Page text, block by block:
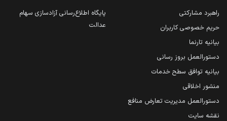
راهبرد مشارکتی
حریم خصوصی کاربران
بیانیه تارنما
دستورالعمل بروز رسانی
بیانیه توافق سطح خدمات
منشور اخلاقی
دستورالعمل مدیریت تعارض منافع
نقشه سایت
پایگاه اطلاع‌رسانی آزادسازی سهام
عدالت